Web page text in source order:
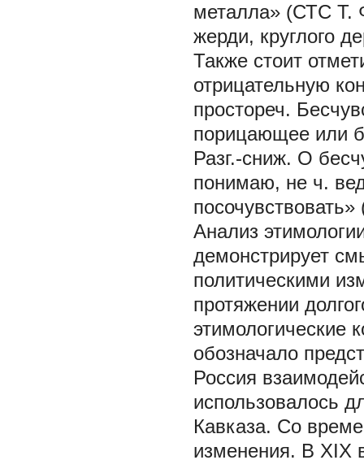
металла» (СТС Т.
жерди, круглого
Также стоит
отрицательную
простореч.
порицающее или
Разг.-сниж. О
понимаю, не ч.
Анализ
демонстрирует
политическими
протяжении
этимологические
обозначало
Россия
использовалось
Кавказа. Со
изменения. В XIX